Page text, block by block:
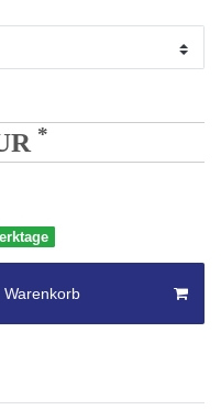
*
Warenkorb